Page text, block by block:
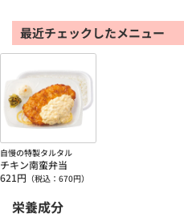
最近チェックしたメニュー
自慢の特製タルタル
チキン南蛮弁当
621円 （税込： 670円）
栄養成分